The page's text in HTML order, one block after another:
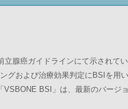
腺癌ガイドラインにて示されて
グおよび治療効果判定にBSIを用
BSI」は、最新のバージ